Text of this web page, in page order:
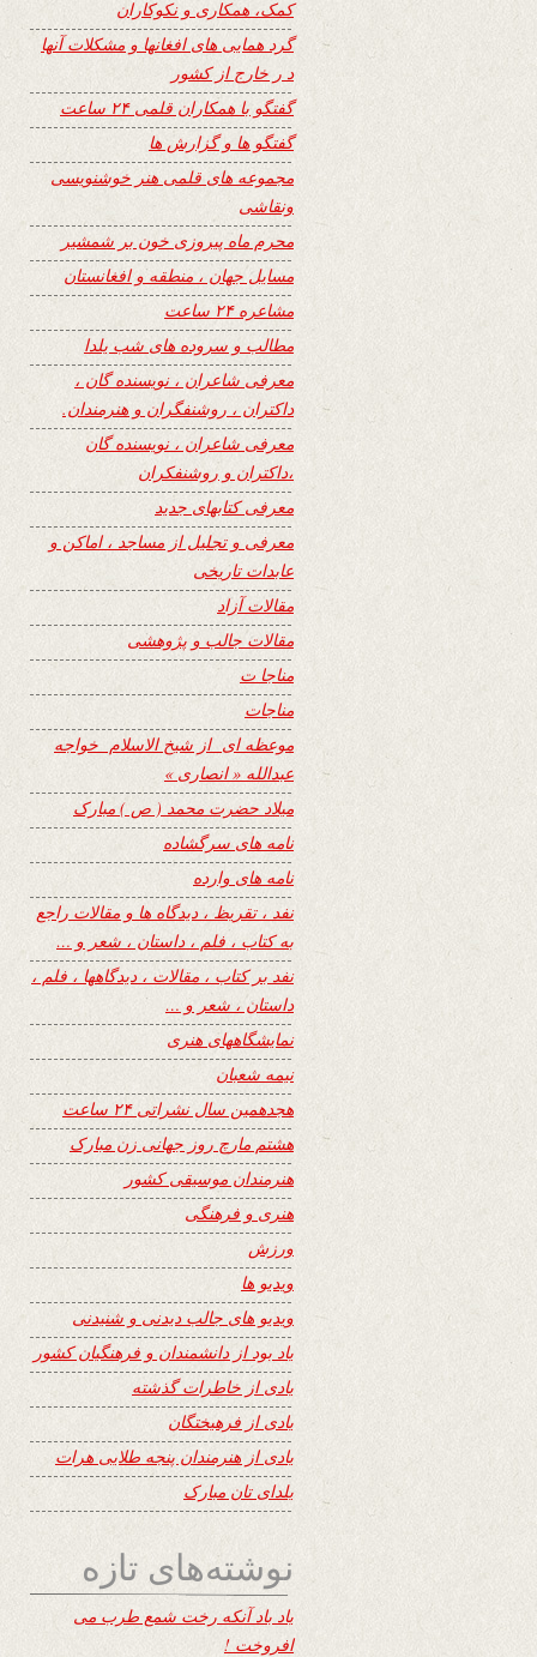
کمک، همکاری و نکوکاران
گرد همایی های افغانها و مشکلات آنها
د ر خارج از کشور
گفتگو با همکاران قلمی ۲۴ ساعت
گفتگو ها و گزارش ها
مجموعه های قلمی هنر خوشنویسی
ونقاشی
محرم ماه پیروزی خون بر شمشیر
مسایل جهان ، منطقه و افغانستان
مشاعره ۲۴ ساعت
مطالب و سروده های شب یلدا
معرفی شاعران ، نویسنده گان ،
داکتران ، روشنفگران و هنرمندان.
معرفی شاعران ، نویسنده گان
،داکتران و روشنفکران
معرفی کتابهای جدید
معرفی و تجلیل از مساجد ، اماکن و
عابدات تاریخی
مقالات آزاد
مقالات جالب و پژوهشی
مناجا ت
مناجات
موعظه ای از شیخ الاسلام خواجه
عبدالله « انصاری »
میلاد حضرت محمد ( ص ) مبارک
نامه های سرگشاده
نامه های وارده
نفد ، تقریظ ، دیدگاه ها و مقالات راجع
به کتاب ، فلم ، داستان ، شعر و …
نفد بر کتاب ، مقالات ، دیدگاهها ، فلم ،
داستان ، شعر و …
نمایشگاههای هنری
نیمه شعبان
هجدهمین سال نشراتی ۲۴ ساعت
هشتم مارچ روز جهانی زن مبارک
هنرمندان موسیقی کشور
هنری و فرهنگی
ورزش
ویدیو ها
ویدیو های جالب دیدنی و شنیدنی
یاد بود از دانشمندان و فرهنگیان کشور
یادی از خاطرات گذشته
یادی از فرهیختگان
یادی از هنرمندان پنجه طلایی هرات
یلدای تان مبارک
نوشته‌های تازه
یاد باد آنکه رخت شمع طرب می
افروخت !